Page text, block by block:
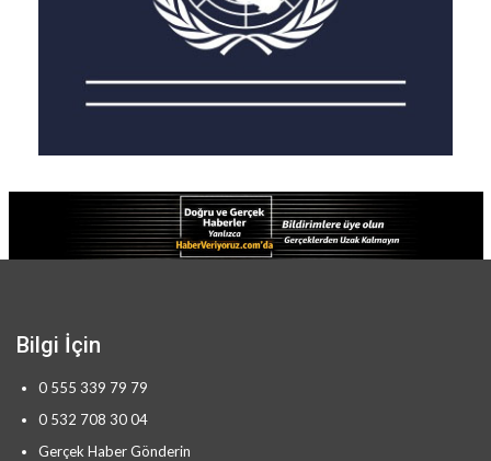
Bilgi İçin
0 555 339 79 79
0 532 708 30 04
Gerçek Haber Gönderin